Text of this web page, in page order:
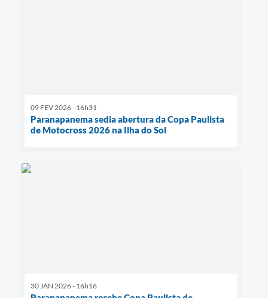
09 FEV 2026 - 16h31
Paranapanema sedia abertura da Copa Paulista
de Motocross 2026 na Ilha do Sol
30 JAN 2026 - 16h16